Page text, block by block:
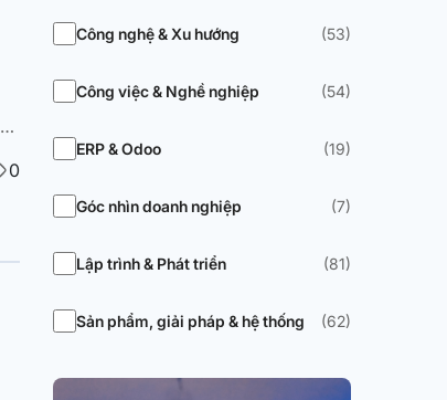
0
Công nghệ & Xu hướng (53)
Công việc & Nghề nghiệp (54)
ERP & Odoo (19)
Góc nhìn doanh nghiệp (7)
Lập trình & Phát triển (81)
Sản phẩm, giải pháp & hệ thống (62)